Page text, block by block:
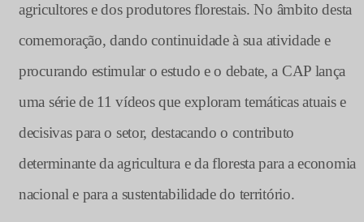
agricultores e dos produtores florestais. No âmbito desta
comemoração, dando continuidade à sua atividade e
procurando estimular o estudo e o debate, a CAP lança
uma série de 11 vídeos que exploram temáticas atuais e
decisivas para o setor, destacando o contributo
determinante da agricultura e da floresta para a economia
nacional e para a sustentabilidade do território.